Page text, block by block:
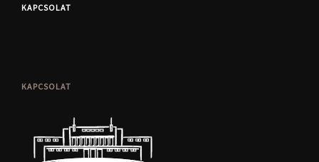
KAPCSOLAT
KAPCSOLAT